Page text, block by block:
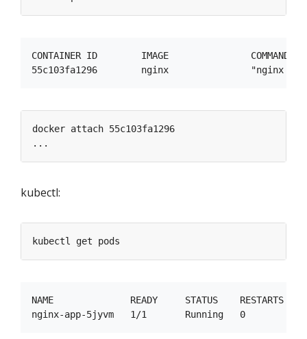
CONTAINER ID        IMAGE
kubectl:
NAME              READY     STATUS    RESTARTS